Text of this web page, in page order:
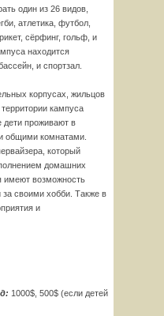
один из 26 видов,
атлетика, футбол,
сёрфинг, гольф, и
находится
и спортзал.
корпусах, жильцов
кампуса
дети проживают в
общими комнатами.
который
домашних
имеют возможность
за своими хобби. Также в
и
1000$, 500$ (если детей